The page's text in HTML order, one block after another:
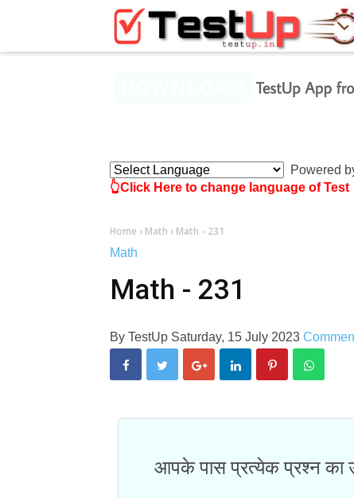
Powered
👆Click Here to change language of Test
Home › Math › Math - 231
Math
Math - 231
By TestUp Saturday, 15 July 2023
आपके पास प्रत्येक प्रश्न का